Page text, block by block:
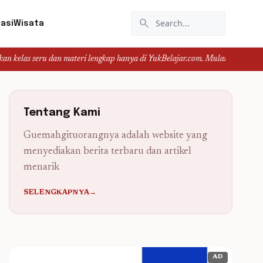
Wisata search
dan materi lengkap hanya di YukBelajar.com. Mulai langkah suksesmu
Tentang Kami
Guemahgituorangnya adalah website yang
menyediakan berita terbaru dan artikel
menarik
SELENGKAPNYA→
AD